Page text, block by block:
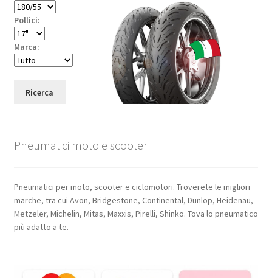
Pollici:
Marca:
Ricerca
Pneumatici moto e scooter
Pneumatici per moto, scooter e ciclomotori. Troverete le migliori
marche, tra cui Avon, Bridgestone, Continental, Dunlop, Heidenau,
Metzeler, Michelin, Mitas, Maxxis, Pirelli, Shinko. Tova lo pneumatico
più adatto a te.